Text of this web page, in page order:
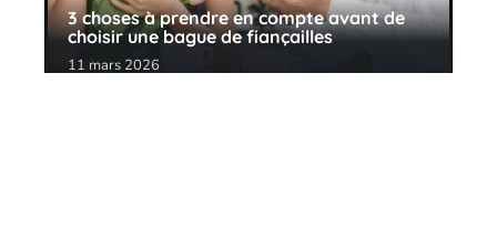
3 choses à prendre en compte avant de
choisir une bague de fiançailles
11 mars 2026